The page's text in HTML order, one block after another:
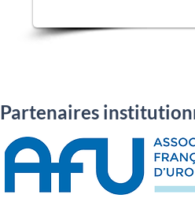
Partenaires